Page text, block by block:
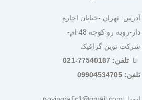
آدرس: تهران -خیابان اجاره
دار-روبه رو کوچه 48 ام-
شرکت نوین گرافیک
تلفن: 77540187-021
تلفن: 09904534705